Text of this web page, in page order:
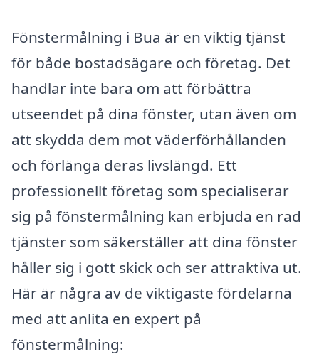
Fönstermålning i Bua är en viktig tjänst
för både bostadsägare och företag. Det
handlar inte bara om att förbättra
utseendet på dina fönster, utan även om
att skydda dem mot väderförhållanden
och förlänga deras livslängd. Ett
professionellt företag som specialiserar
sig på fönstermålning kan erbjuda en rad
tjänster som säkerställer att dina fönster
håller sig i gott skick och ser attraktiva ut.
Här är några av de viktigaste fördelarna
med att anlita en expert på
fönstermålning: